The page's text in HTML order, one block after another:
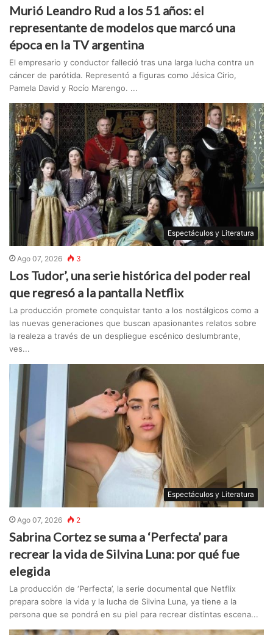
Murió Leandro Rud a los 51 años: el
representante de modelos que marcó una
época en la TV argentina
El empresario y conductor falleció tras una larga lucha contra un
cáncer de parótida. Representó a figuras como Jésica Cirio,
Pamela David y Rocío Marengo. ...
Espectáculos y Literatura
Ago 07, 2026 3
Los Tudor’, una serie histórica del poder real
que regresó a la pantalla Netflix
La producción promete conquistar tanto a los nostálgicos como a
las nuevas generaciones que buscan apasionantes relatos sobre
la realeza a través de un despliegue escénico deslumbrante,
ves...
Espectáculos y Literatura
Ago 07, 2026 2
Sabrina Cortez se suma a ‘Perfecta’ para
recrear la vida de Silvina Luna: por qué fue
elegida
La producción de ‘Perfecta’, la serie documental que Netflix
prepara sobre la vida y la lucha de Silvina Luna, ya tiene a la
persona que se pondrá en su piel para recrear distintas escena...